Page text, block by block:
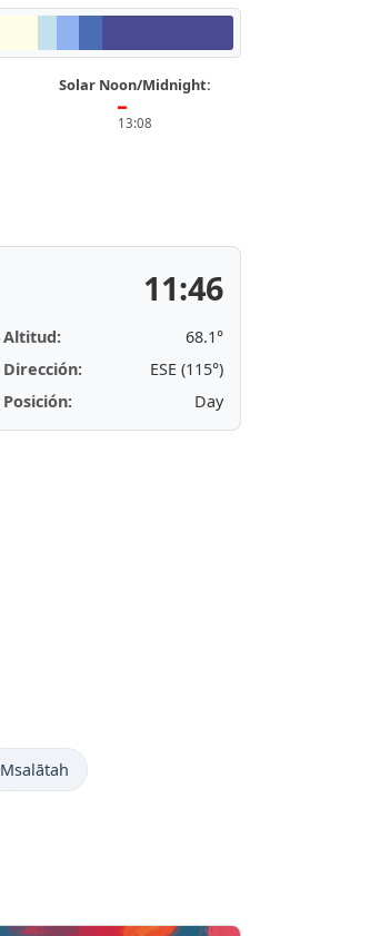
Solar Noon/Midnight:
━
13:08
11:46
Altitud:
68.1°
Dirección:
ESE (115°)
Posición:
Day
Msalātah